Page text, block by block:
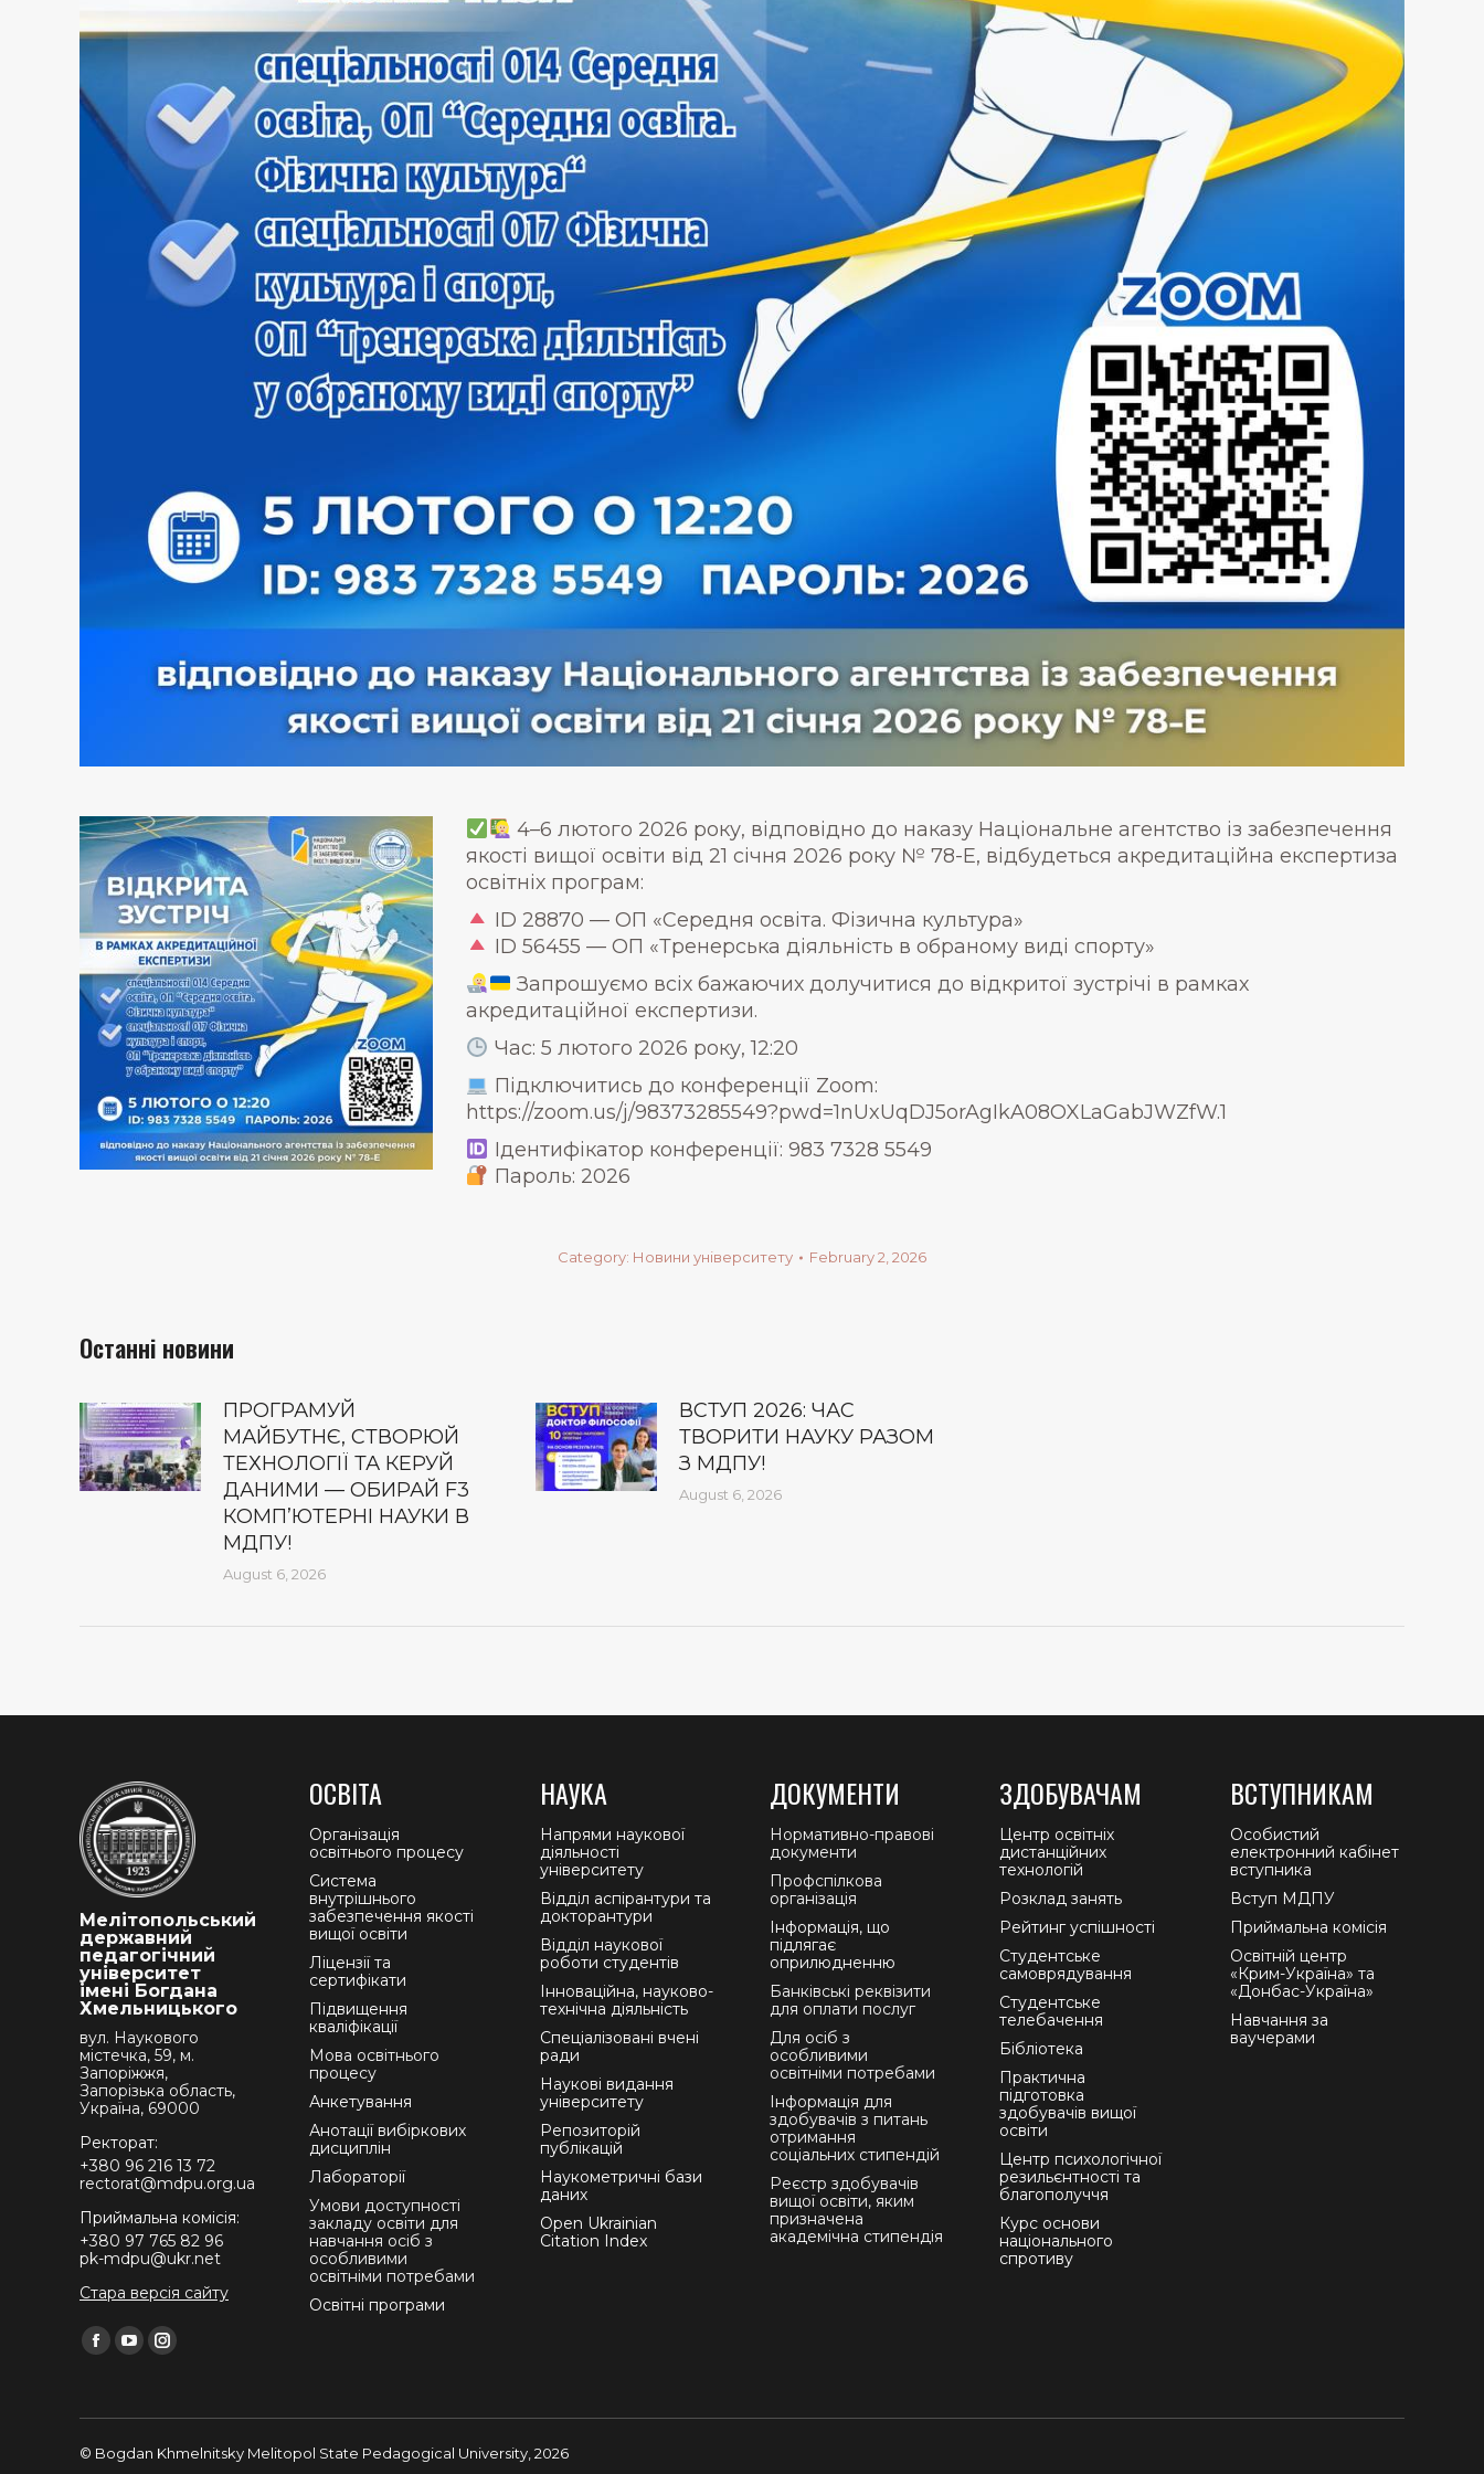
4–6 лютого 2026 року, відповідно до наказу Національне агентство із забезпечення
якості вищої освіти від 21 січня 2026 року № 78-Е, відбудеться акредитаційна експертиза
освітніх програм:
ID 28870 — ОП «Середня освіта. Фізична культура»
ID 56455 — ОП «Тренерська діяльність в обраному виді спорту»
Запрошуємо всіх бажаючих долучитися до відкритої зустрічі в рамках
акредитаційної експертизи.
Час: 5 лютого 2026 року, 12:20
Підключитись до конференції Zoom:
https://zoom.us/j/98373285549?pwd=1nUxUqDJ5orAgIkA08OXLaGabJWZfW.1
Ідентифікатор конференції: 983 7328 5549
Пароль: 2026
Category: Новини університету February 2, 2026
Останні новини
ПРОГРАМУЙ
МАЙБУТНЄ, СТВОРЮЙ
ТЕХНОЛОГІЇ ТА КЕРУЙ
ДАНИМИ — ОБИРАЙ F3
КОМП’ЮТЕРНІ НАУКИ В
МДПУ!
August 6, 2026
ВСТУП 2026: ЧАС
ТВОРИТИ НАУКУ РАЗОМ
З МДПУ!
August 6, 2026
Мелітопольський
державний
педагогічний
університет
імені Богдана
Хмельницького
вул. Наукового
містечка, 59, м.
Запоріжжя,
Запорізька область,
Україна, 69000
Ректорат:
+380 96 216 13 72
rectorat@mdpu.org.ua
Приймальна комісія:
+380 97 765 82 96
pk-mdpu@ukr.net
Стара версія сайту
Find us on:
Facebook
new
YouTubeInstagram
ОСВІТА
Організація
освітнього процесу
Система
внутрішнього
забезпечення якості
вищої освіти
Ліцензії та
сертифікати
Підвищення
кваліфікації
Мова освітнього
процесу
Анкетування
Анотації вибіркових
дисциплін
Лабораторії
Умови доступності
закладу освіти для
навчання осіб з
особливими
освітніми потребами
Освітні програми
НАУКА
Напрями наукової
діяльності
університету
Відділ аспірантури та
докторантури
Відділ наукової
роботи студентів
Інноваційна, науково-
технічна діяльність
Спеціалізовані вчені
ради
Наукові видання
університету
Репозиторій
публікацій
Наукометричні бази
даних
Open Ukrainian
Citation Index
ДОКУМЕНТИ
Нормативно-правові
документи
Профспілкова
організація
Інформація, що
підлягає
оприлюдненню
Банківські реквізити
для оплати послуг
Для осіб з
особливими
освітніми потребами
Інформація для
здобувачів з питань
отримання
соціальних стипендій
Реєстр здобувачів
вищої освіти, яким
призначена
академічна стипендія
ЗДОБУВАЧАМ
Центр освітніх
дистанційних
технологій
Розклад занять
Рейтинг успішності
Студентське
самоврядування
Студентське
телебачення
Бібліотека
Практична
підготовка
здобувачів вищої
освіти
Центр психологічної
резильєнтності та
благополуччя
Курс основи
національного
спротиву
ВСТУПНИКАМ
Особистий
електронний кабінет
вступника
Вступ МДПУ
Приймальна комісія
Освітній центр
«Крим-Україна» та
«Донбас-Україна»
Навчання за
ваучерами
© Bogdan Khmelnitsky Melitopol State Pedagogical University, 2026